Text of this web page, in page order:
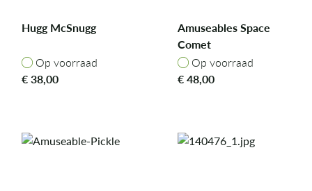
Hugg McSnugg
Op voorraad
Op voorraad
€38,00
Amuseables Space
Comet
Op voorraad
Op voorraad
€48,00